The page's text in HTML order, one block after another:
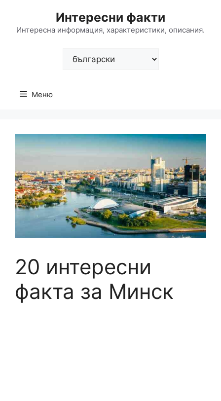
съдържаниетоИнтересни факти
Интересна информация, характеристики, описания.
Изберете
език
Меню
20 интересни
факта за Минск